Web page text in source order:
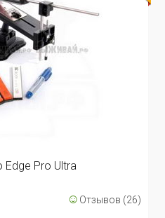
Pro Ultra
☺Отзывов (26)